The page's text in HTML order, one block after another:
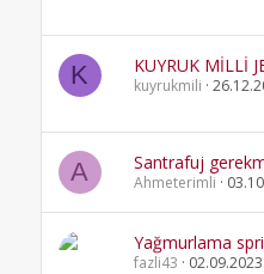
K KUYRUK MİLLİ
kuyrukmili
A Santrafuj
Ahmeterimli
Yağmurlama
fazli43 02.09.2023